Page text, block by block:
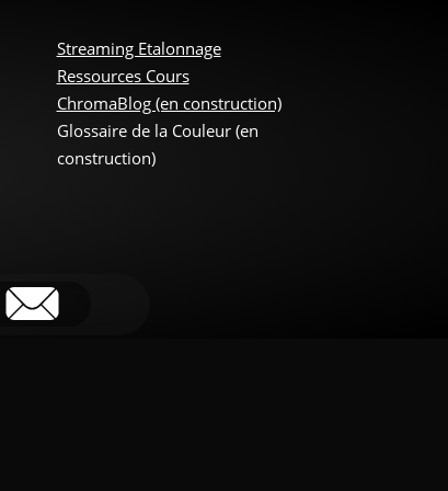
Streaming Etalonnage
Ressources Cours
ChromaBlog (en construction)
Glossaire de la Couleur (en
construction)